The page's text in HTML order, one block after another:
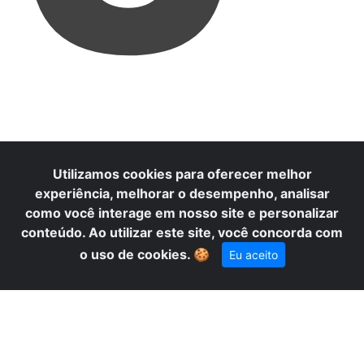
Utilizamos cookies para oferecer melhor
experiência, melhorar o desempenho, analisar
como você interage em nosso site e personalizar
conteúdo. Ao utilizar este site, você concorda com
o uso de cookies. 🍪 Eu aceito